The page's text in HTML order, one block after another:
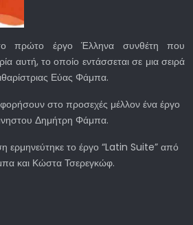
το πρώτο έργο Έλληνα συνθέτη που
αυτή, το οποίο εντάσσεται σε μια σειρά
Εύας Φάμπα.
στο προσεχές μέλλον ένα έργο
Δημήτρη Φάμπα.
ερμηνεύτηκε το έργο “Latin Suite” από
και Κώστα Τσερεγκώφ.